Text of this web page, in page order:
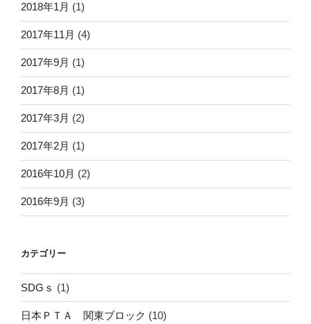
2018年1月 (1)
2017年11月 (4)
2017年9月 (1)
2017年8月 (1)
2017年3月 (2)
2017年2月 (1)
2016年10月 (2)
2016年9月 (3)
カテゴリー
SDGｓ (1)
日本ＰＴＡ 関東ブロック (10)